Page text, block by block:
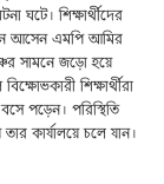
ঘটে। শিক্ষার্থীদের
আসেন এমপি আমির
সামনে জড়ো হয়ে
শিক্ষার্থীরা
পড়েন। পরিস্থিতি
কার্যালয়ে চলে যান।